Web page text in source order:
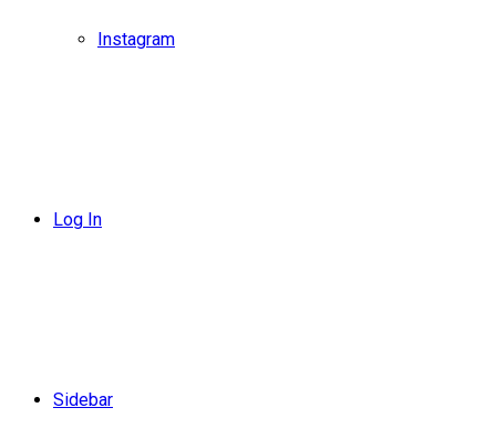
Instagram
Log In
Sidebar